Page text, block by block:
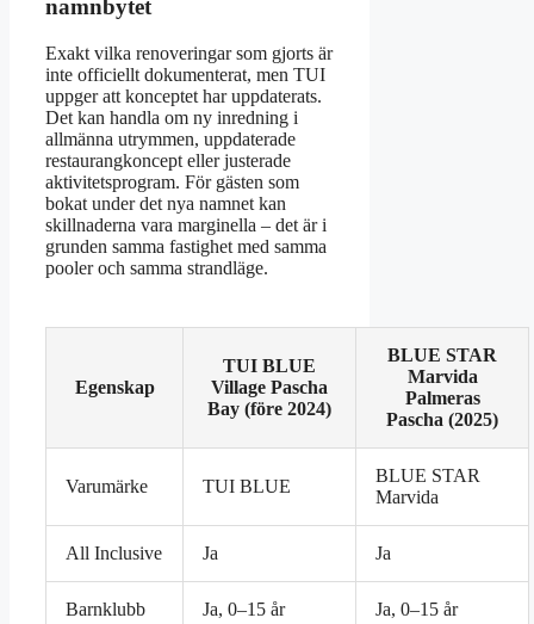
namnbytet
Exakt vilka renoveringar som gjorts är
inte officiellt dokumenterat, men TUI
uppger att konceptet har uppdaterats.
Det kan handla om ny inredning i
allmänna utrymmen, uppdaterade
restaurangkoncept eller justerade
aktivitetsprogram. För gästen som
bokat under det nya namnet kan
skillnaderna vara marginella – det är i
grunden samma fastighet med samma
pooler och samma strandläge.
Egenskap
TUI BLUE
Village Pascha
Bay (före 2024)
BLUE STAR
Marvida
Palmeras
Pascha (2025)
Varumärke TUI BLUE
BLUE STAR
Marvida
All Inclusive Ja Ja
Barnklubb Ja, 0–15 år Ja, 0–15 år